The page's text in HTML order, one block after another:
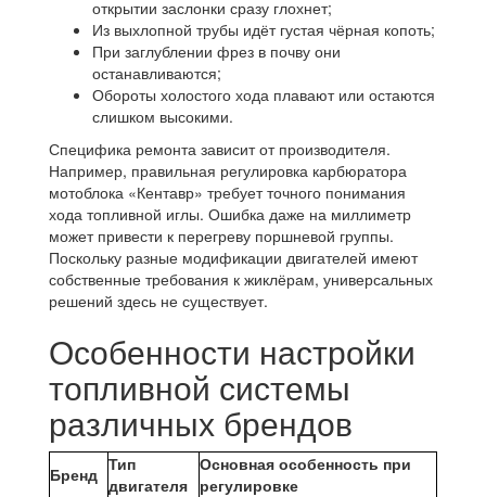
открытии заслонки сразу глохнет;
Из выхлопной трубы идёт густая чёрная копоть;
При заглублении фрез в почву они
останавливаются;
Обороты холостого хода плавают или остаются
слишком высокими.
Специфика ремонта зависит от производителя.
Например, правильная регулировка карбюратора
мотоблока «Кентавр» требует точного понимания
хода топливной иглы. Ошибка даже на миллиметр
может привести к перегреву поршневой группы.
Поскольку разные модификации двигателей имеют
собственные требования к жиклёрам, универсальных
решений здесь не существует.
Особенности настройки
топливной системы
различных брендов
Бренд Тип
двигателя
Основная особенность при
регулировке